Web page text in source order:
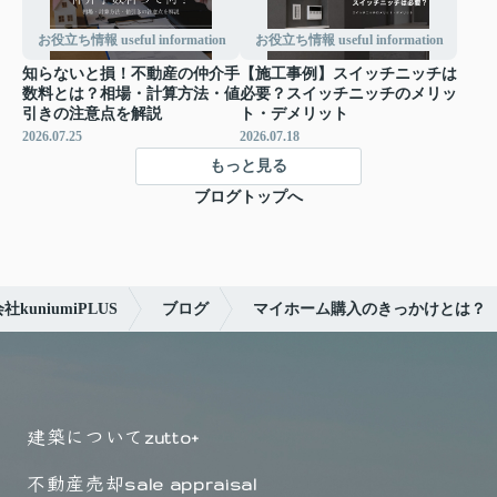
お役立ち情報 useful information
知らないと損！不動産の仲介手
数料とは？相場・計算方法・値
引きの注意点を解説
2026.07.25
お役立ち情報 useful information
【施工事例】スイッチニッチは
必要？スイッチニッチのメリッ
ト・デメリット
2026.07.18
もっと見る
ブログトップへ
社kuniumiPLUS ブログ マイホーム購入のきっかけとは？
建築について zutto+
不動産売却sale appraisal